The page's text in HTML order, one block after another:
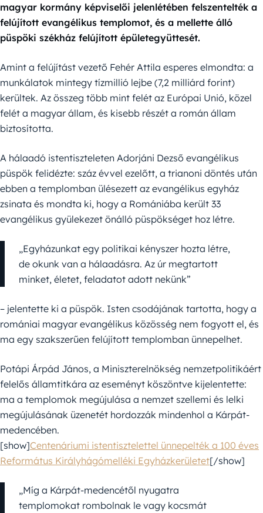
magyar kormány képviselői jelenlétében felszentelték a
felújított evangélikus templomot, és a mellette álló
püspöki székház felújított épületegyüttesét.
Amint a felújítást vezető Fehér Attila esperes elmondta: a
munkálatok mintegy tízmillió lejbe (7,2 milliárd forint)
kerültek. Az összeg több mint felét az Európai Unió, közel
felét a magyar állam, és kisebb részét a román állam
biztosította.
A hálaadó istentiszteleten Adorjáni Dezső evangélikus
püspök felidézte: száz évvel ezelőtt, a trianoni döntés után
ebben a templomban ülésezett az evangélikus egyház
zsinata és mondta ki, hogy a Romániába került 33
evangélikus gyülekezet önálló püspökséget hoz létre.
„Egyházunkat egy politikai kényszer hozta létre,
de okunk van a hálaadásra. Az úr megtartott
minket, életet, feladatot adott nekünk”
– jelentette ki a püspök. Isten csodájának tartotta, hogy a
romániai magyar evangélikus közösség nem fogyott el, és
ma egy szakszerűen felújított templomban ünnepelhet.
Potápi Árpád János, a Miniszterelnökség nemzetpolitikáért
felelős államtitkára az eseményt köszöntve kijelentette:
ma a templomok megújulása a nemzet szellemi és lelki
megújulásának üzenetét hordozzák mindenhol a Kárpát-
medencében.
[show]Centenáriumi istentisztelettel ünnepelték a 100 éves
Református Királyhágómelléki Egyházkerületet[/show]
„Míg a Kárpát-medencétől nyugatra
templomokat rombolnak le vagy kocsmát